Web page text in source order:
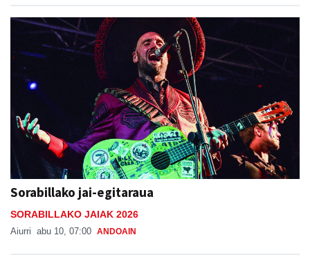
Sorabillako jai-egitaraua
SORABILLAKO JAIAK 2026
Aiurri abu 10, 07:00 ANDOAIN